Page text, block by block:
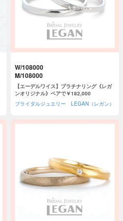
W/108000
M/108000
【エーデルワイス】プラチナリング《レガ
ンオリジナル》ペアで￥182,000
ブライダルジュエリー LEGAN（レガン）